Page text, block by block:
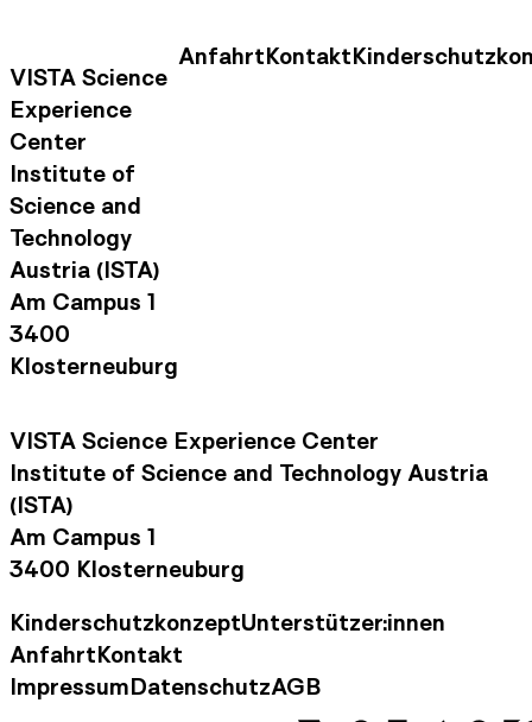
VISTA Science
Experience
Center
Institute of
Science and
Technology
Austria (ISTA)
Am Campus 1
3400
Klosterneuburg
Kontaktinformationen
AnfahrtKontaktFooter
VISTA Science Experience Center
Institute of Science and Technology Austria
(ISTA)
Am Campus 1
3400 Klosterneuburg
Footer Navigation
KinderschutzkonzeptUnterstützer:innen
Kontaktinformationen
AnfahrtKontakt
Rechtliche Informationen
ImpressumDatenschutzAGB